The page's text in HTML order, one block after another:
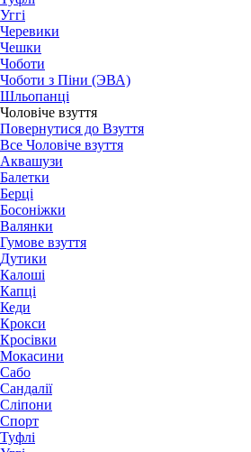
Уггі
Черевики
Чешки
Чоботи
Чоботи з Піни (ЭВА)
Шльопанці
Чоловіче взуття
Повернутися до Взуття
Все Чоловіче взуття
Аквашузи
Балетки
Берці
Босоніжки
Валянки
Гумове взуття
Дутики
Калоші
Капці
Кеди
Крокси
Кросівки
Мокасини
Сабо
Сандалії
Сліпони
Спорт
Туфлі